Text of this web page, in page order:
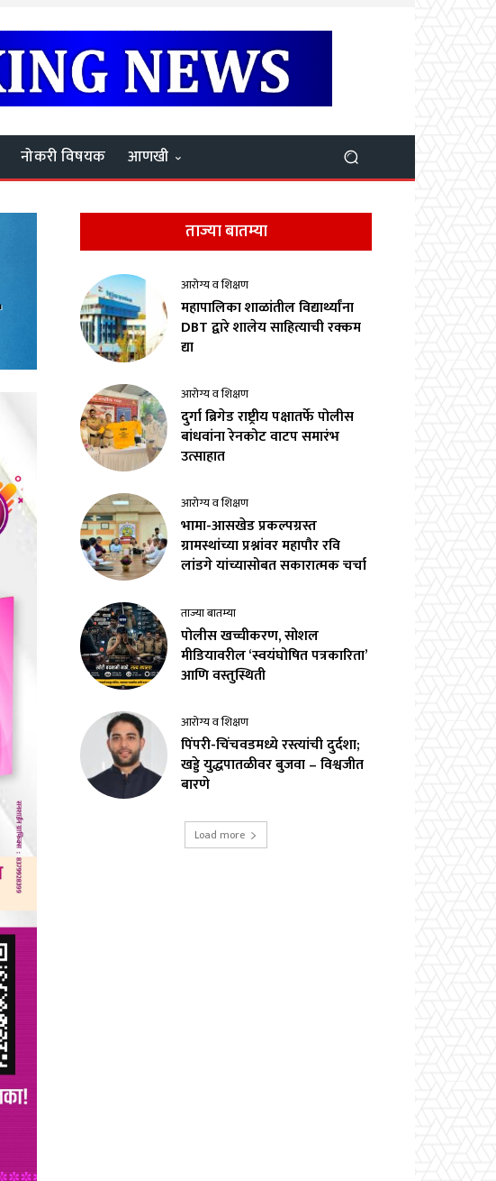
नोकरी विषयक आणखी
ताज्या बातम्या
आरोग्य व शिक्षण
महापालिका शाळांतील विद्यार्थ्यांना
DBT द्वारे शालेय साहित्याची रक्कम
द्या
आरोग्य व शिक्षण
दुर्गा ब्रिगेड राष्ट्रीय पक्षातर्फे पोलीस
बांधवांना रेनकोट वाटप समारंभ
उत्साहात
आरोग्य व शिक्षण
भामा-आसखेड प्रकल्पग्रस्त
ग्रामस्थांच्या प्रश्नांवर महापौर रवि
लांडगे यांच्यासोबत सकारात्मक चर्चा
ताज्या बातम्या
पोलीस खच्चीकरण, सोशल
मीडियावरील ‘स्वयंघोषित पत्रकारिता’
आणि वस्तुस्थिती
आरोग्य व शिक्षण
पिंपरी-चिंचवडमध्ये रस्त्यांची दुर्दशा;
खड्डे युद्धपातळीवर बुजवा – विश्वजीत
बारणे
Load more